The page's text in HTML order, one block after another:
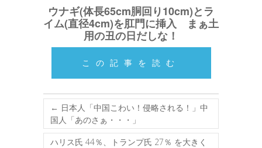
ウナギ(体長65cm胴回り10cm)とラ
イム(直径4cm)を肛門に挿入 まぁ土
用の丑の日だしな！
この記事を読む
← 日本人「中国こわい！侵略される！」中
国人「あのさぁ・・・」
ハリス氏 44％、トランプ氏 27％ を大きく